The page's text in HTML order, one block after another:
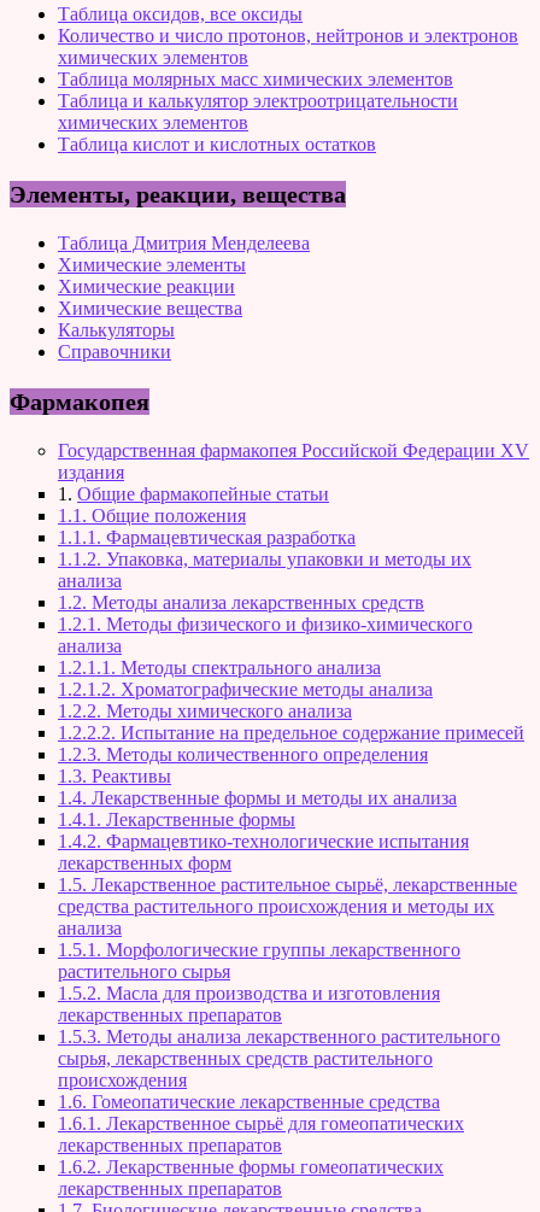
Таблица оксидов, все оксиды
Количество и число протонов, нейтронов и электронов
химических элементов
Таблица молярных масс химических элементов
Таблица и калькулятор электроотрицательности
химических элементов
Таблица кислот и кислотных остатков
Элементы, реакции, вещества
Таблица Дмитрия Менделеева
Химические элементы
Химические реакции
Химические вещества
Калькуляторы
Справочники
Фармакопея
Государственная фармакопея Российской Федерации XV
издания
1. Общие фармакопейные статьи
1.1. Общие положения
1.1.1. Фармацевтическая разработка
1.1.2. Упаковка, материалы упаковки и методы их
анализа
1.2. Методы анализа лекарственных средств
1.2.1. Методы физического и физико-химического
анализа
1.2.1.1. Методы спектрального анализа
1.2.1.2. Хроматографические методы анализа
1.2.2. Методы химического анализа
1.2.2.2. Испытание на предельное содержание примесей
1.2.3. Методы количественного определения
1.3. Реактивы
1.4. Лекарственные формы и методы их анализа
1.4.1. Лекарственные формы
1.4.2. Фармацевтико-технологические испытания
лекарственных форм
1.5. Лекарственное растительное сырьё, лекарственные
средства растительного происхождения и методы их
анализа
1.5.1. Морфологические группы лекарственного
растительного сырья
1.5.2. Масла для производства и изготовления
лекарственных препаратов
1.5.3. Методы анализа лекарственного растительного
сырья, лекарственных средств растительного
происхождения
1.6. Гомеопатические лекарственные средства
1.6.1. Лекарственное сырьё для гомеопатических
лекарственных препаратов
1.6.2. Лекарственные формы гомеопатических
лекарственных препаратов